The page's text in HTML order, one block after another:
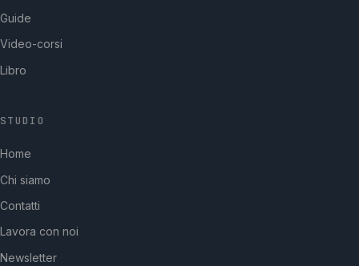
Guide
Video-corsi
Libro
STUDIO
Home
Chi siamo
Contatti
Lavora con noi
Newsletter